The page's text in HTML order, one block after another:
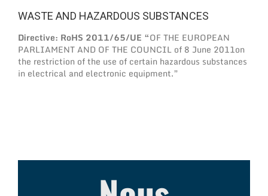
WASTE AND HAZARDOUS SUBSTANCES
Directive: RoHS 2011/65/UE “OF THE EUROPEAN
PARLIAMENT AND OF THE COUNCIL of 8 June 2011on
the restriction of the use of certain hazardous substances
in electrical and electronic equipment.”